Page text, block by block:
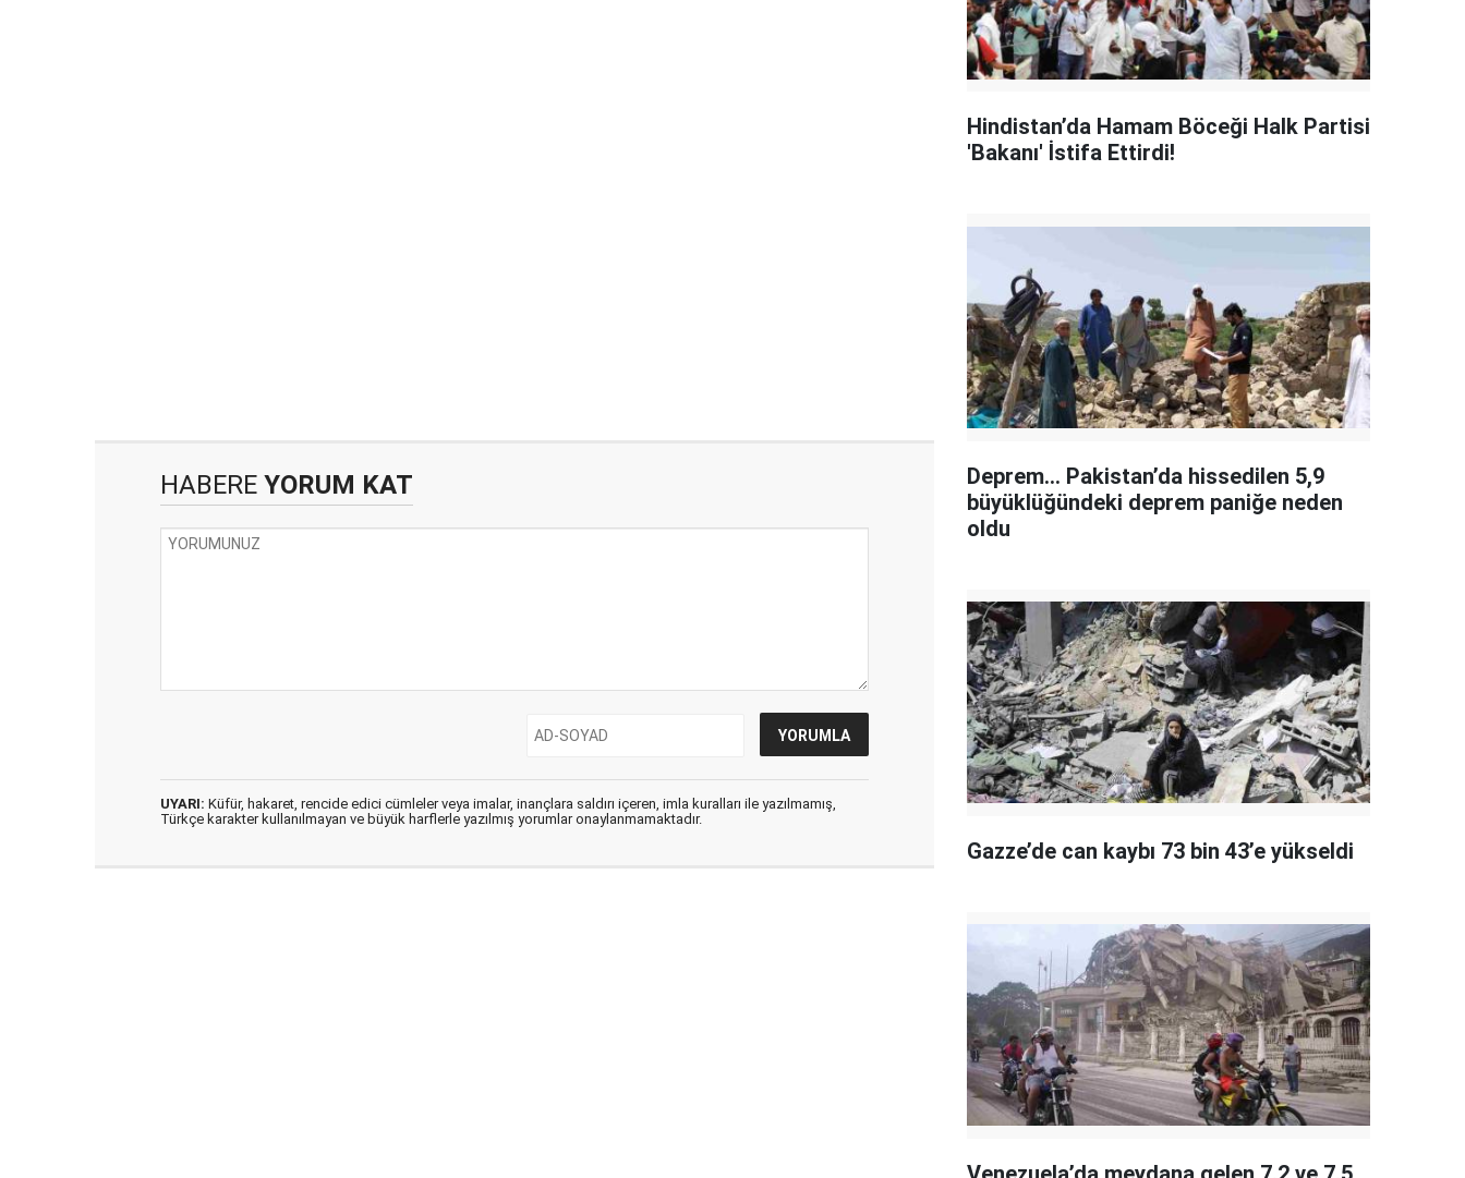
HABERE YORUM KAT
UYARI: Küfür, hakaret, rencide edici cümleler veya imalar, inançlara saldırı içeren, imla kuralları ile yazılmamış,
Türkçe karakter kullanılmayan ve büyük harflerle yazılmış yorumlar onaylanmamaktadır.
Hindistan’da Hamam Böceği Halk Partisi
'Bakanı' İstifa Ettirdi!
Deprem... Pakistan’da hissedilen 5,9
büyüklüğündeki deprem paniğe neden
oldu
Gazze’de can kaybı 73 bin 43’e yükseldi